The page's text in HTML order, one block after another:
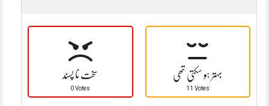
سخت نا پسند
0 Votes
بہتر ہو سکتی تھی
11 Votes